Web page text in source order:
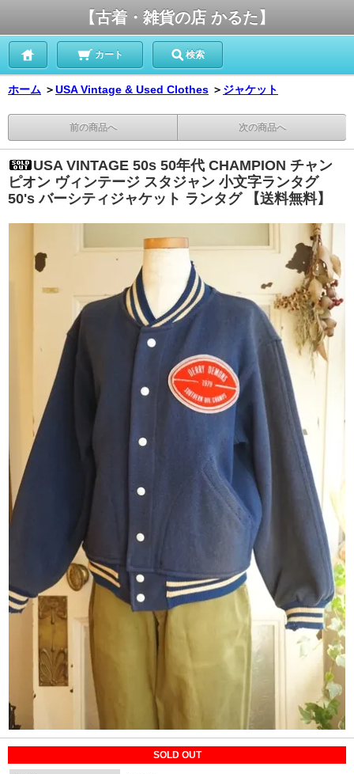
【古着・雑貨の店 かるた】
カート 検索
ホーム ＞USA Vintage & Used Clothes ＞ ジャケット
前の商品へ 次の商品へ
USA VINTAGE 50s 50年代 CHAMPION チャン
ピオン ヴィンテージ スタジャン 小文字ランタグ
50's バーシティジャケット ランタグ 【送料無料】
SOLD OUT